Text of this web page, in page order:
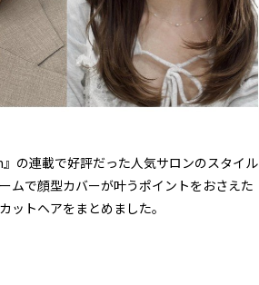
の連載で好評だった人気サロンのスタイル
ムで顔型カバーが叶うポイントをおさえた
ットヘアをまとめました。